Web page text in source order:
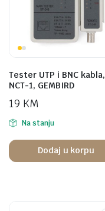
Tester UTP i BNC kabla,
NCT-1, GEMBIRD
19 KM
Na stanju
Dodaj u korpu